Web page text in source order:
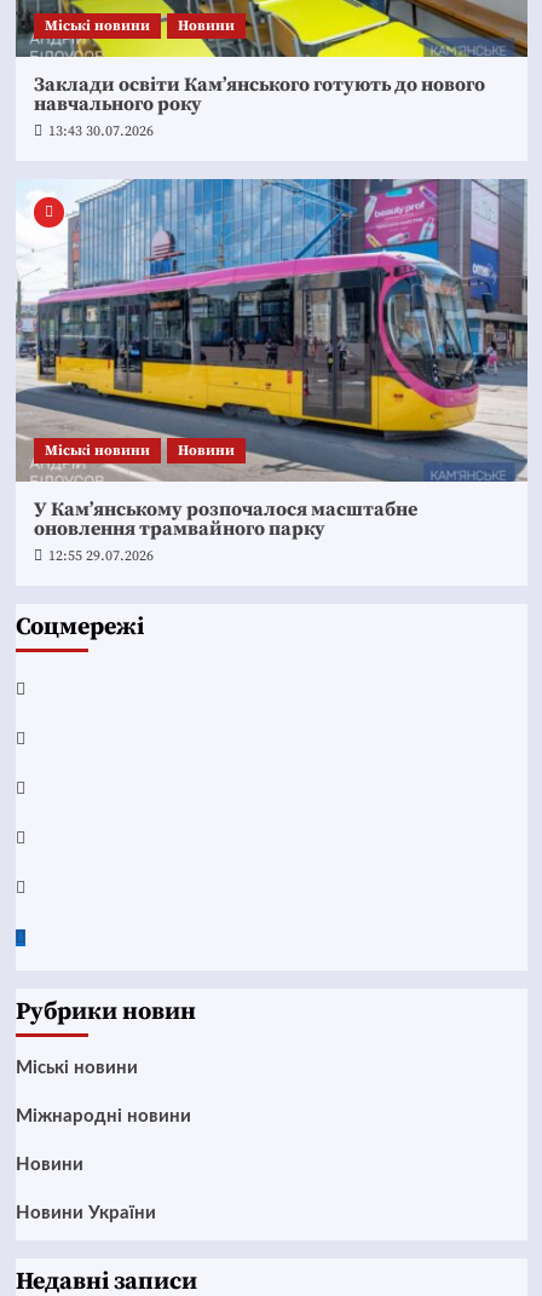
Mіські новини Новини
Заклади освіти Кам’янського готують до нового
навчального року
13:43 30.07.2026
Mіські новини Новини
У Кам’янському розпочалося масштабне
оновлення трамвайного парку
12:55 29.07.2026
Соцмережі
Facebook
YouTube
Telegram
Instagram
Twitter
Google
Рубрики новин
Mіські новини
Міжнародні новини
Новини
Новини України
Недавні записи